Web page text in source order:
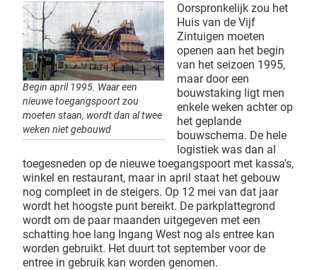
Begin april 1995. Waar een
nieuwe toegangspoort zou
moeten staan, wordt dan al twee
weken niet gebouwd
Oorspronkelijk zou het
Huis van de Vijf
Zintuigen moeten
openen aan het begin
van het seizoen 1995,
maar door een
bouwstaking ligt men
enkele weken achter op
het geplande
bouwschema. De hele
logistiek was dan al
toegesneden op de nieuwe toegangspoort met kassa's,
winkel en restaurant, maar in april staat het gebouw
nog compleet in de steigers. Op 12 mei van dat jaar
wordt het hoogste punt bereikt. De parkplattegrond
wordt om de paar maanden uitgegeven met een
schatting hoe lang Ingang West nog als entree kan
worden gebruikt. Het duurt tot september voor de
entree in gebruik kan worden genomen.